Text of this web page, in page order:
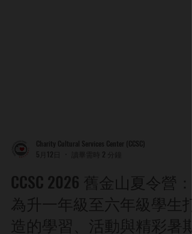
5月12日
讀畢需時 2 分鐘
CCSC 2026 舊金山夏令營：
為升一年級至六年級學生打